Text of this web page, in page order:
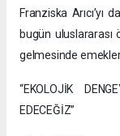
Franziska Arıcı’yı
bugün
gelmesinde
“EKOLOJİK
EDECEĞİZ”